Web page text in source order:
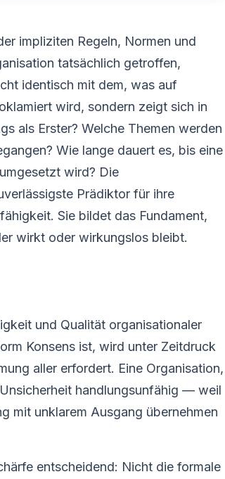
impliziten Regeln, Normen und
tatsächlich getroffen,
identisch mit dem, was auf
wird, sondern zeigt sich in
als Erster? Welche Themen werden
Wie lange dauert es, bis eine
wird? Die
Prädiktor für ihre
Sie bildet das Fundament,
wirkt oder wirkungslos bleibt.
und Qualität organisationaler
Konsens ist, wird unter Zeitdruck
aller erfordert. Eine Organisation,
handlungsunfähig — weil
mit unklarem Ausgang übernehmen
entscheidend: Nicht die formale